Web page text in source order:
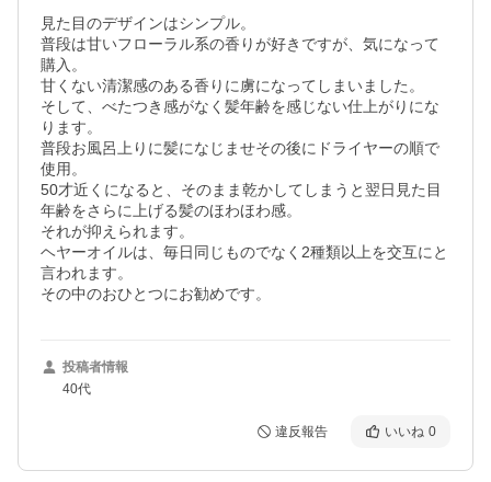
見た目のデザインはシンプル。
普段は甘いフローラル系の香りが好きですが、気になって
購入。
甘くない清潔感のある香りに虜になってしまいました。
そして、べたつき感がなく髪年齢を感じない仕上がりにな
ります。
普段お風呂上りに髪になじませその後にドライヤーの順で
使用。
50才近くになると、そのまま乾かしてしまうと翌日見た目
年齢をさらに上げる髪のほわほわ感。
それが抑えられます。
ヘヤーオイルは、毎日同じものでなく2種類以上を交互にと
言われます。
その中のおひとつにお勧めです。
投稿者情報
40代
違反報告 いいね 0